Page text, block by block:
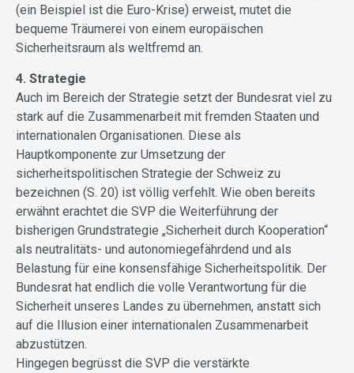
(ein Beispiel ist die Euro-Krise) erweist, mutet die
bequeme Träumerei von einem europäischen
Sicherheitsraum als weltfremd an.
4. Strategie
Auch im Bereich der Strategie setzt der Bundesrat viel zu
stark auf die Zusammenarbeit mit fremden Staaten und
internationalen Organisationen. Diese als
Hauptkomponente zur Umsetzung der
sicherheitspolitischen Strategie der Schweiz zu
bezeichnen (S. 20) ist völlig verfehlt. Wie oben bereits
erwähnt erachtet die SVP die Weiterführung der
bisherigen Grundstrategie „Sicherheit durch Kooperation“
als neutralitäts- und autonomiegefährdend und als
Belastung für eine konsensfähige Sicherheitspolitik. Der
Bundesrat hat endlich die volle Verantwortung für die
Sicherheit unseres Landes zu übernehmen, anstatt sich
auf die Illusion einer internationalen Zusammenarbeit
abzustützen.
Hingegen begrüsst die SVP die verstärkte